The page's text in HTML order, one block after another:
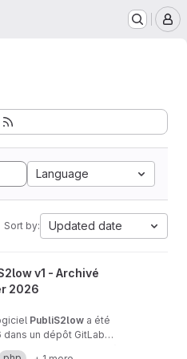
Language
Sort by: Updated date
depuis le 18 février 2026 project
v1 - Archivé
2026
PubliS2low a été
un dépôt GitLab
publis2low/pu
v1